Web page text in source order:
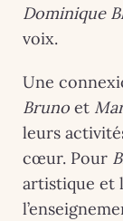
Dominique
voix.
Une
Bruno et
leurs
cœur. Pour
artistique et